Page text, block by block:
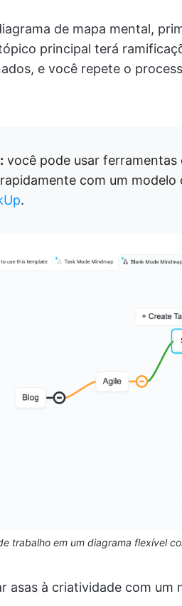
de mapa mental,
principal terá
e você repete o
você pode usar ferramentas
com um modelo
.
trabalho em um diagrama flexível
asas à criatividade com um